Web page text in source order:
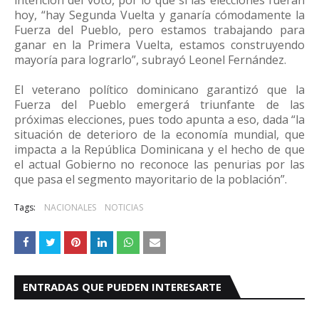
hoy, “hay Segunda Vuelta y ganaría cómodamente la
Fuerza del Pueblo, pero estamos trabajando para
ganar en la Primera Vuelta, estamos construyendo
mayoría para lograrlo”, subrayó Leonel Fernández.
El veterano político dominicano garantizó que la
Fuerza del Pueblo emergerá triunfante de las
próximas elecciones, pues todo apunta a eso, dada “la
situación de deterioro de la economía mundial, que
impacta a la República Dominicana y el hecho de que
el actual Gobierno no reconoce las penurias por las
que pasa el segmento mayoritario de la población”.
Tags: NACIONALES NOTICIAS
ENTRADAS QUE PUEDEN INTERESARTE